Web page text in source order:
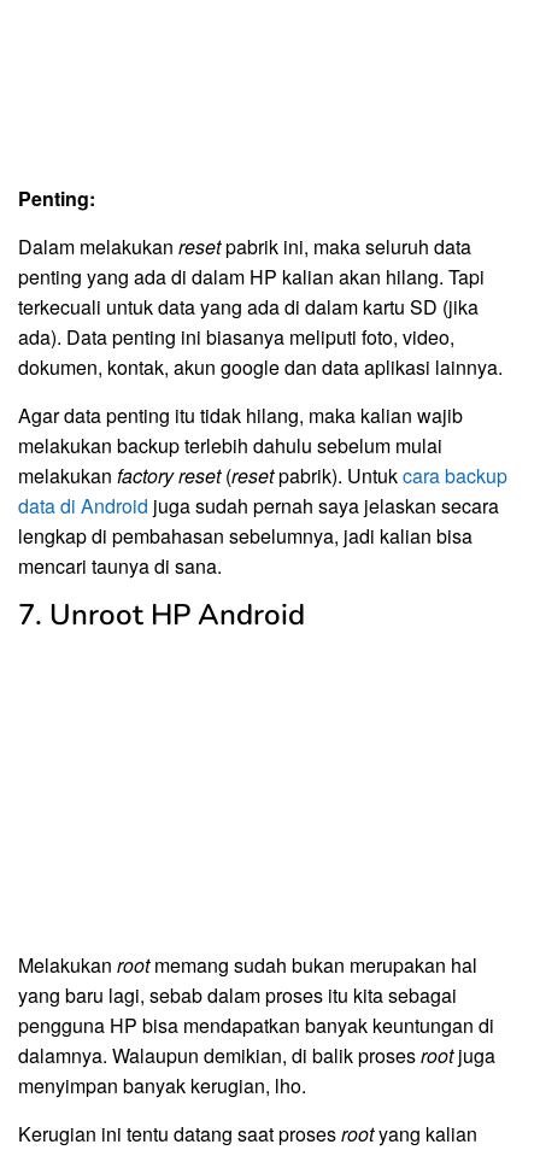
Penting:
Dalam melakukan resetpabrik ini, maka seluruh data
penting yang ada di dalam HP kalian akan hilang. Tapi
terkecuali untuk data yang ada di dalam kartu SD (jika
ada). Data penting ini biasanya meliputi foto, video,
dokumen, kontak, akun google dan data aplikasi lainnya.
Agar data penting itu tidak hilang, maka kalian wajib
melakukan backup terlebih dahulu sebelum mulai
melakukan factory reset(resetpabrik). Untukcara backup
data di Android juga sudah pernah saya jelaskan secara
lengkap di pembahasan sebelumnya, jadi kalian bisa
mencari taunya di sana.
7. Unroot HP Android
Melakukan rootmemang sudah bukan merupakan hal
yang baru lagi, sebab dalam proses itu kita sebagai
pengguna HP bisa mendapatkan banyak keuntungan di
dalamnya. Walaupun demikian, di balik prosesrootjuga
menyimpan banyak kerugian, lho.
Kerugian ini tentu datang saat prosesrootyang kalian